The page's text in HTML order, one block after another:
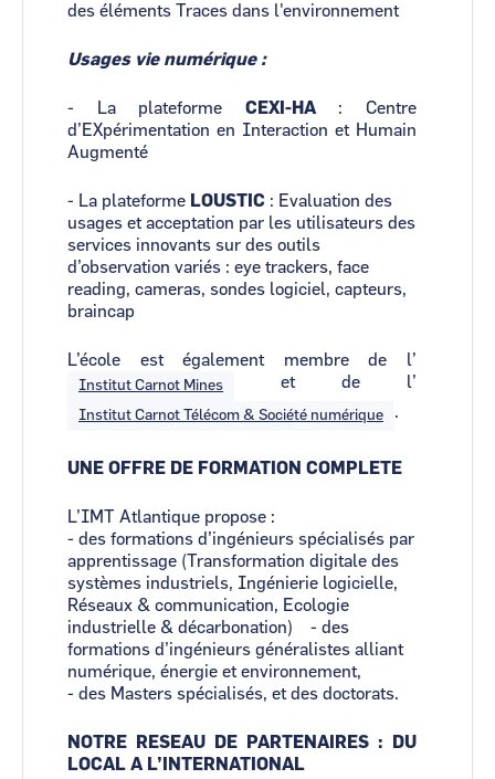
des éléments Traces dans l'environnement
Usages vie numérique :
- La plateforme CEXI-HA: Centre
d’EXpérimentation en Interaction et Humain
Augmenté
- La plateforme LOUSTIC : Evaluation des
usages et acceptation par les utilisateurs des
services innovants sur des outils
d’observation variés : eye trackers, face
reading, cameras, sondes logiciel, capteurs,
braincap
L’école est également membre de l’
Institut Carnot Mines et de l’
Institut Carnot Télécom & Société numérique .
UNE OFFRE DE FORMATION COMPLETE
L’IMT Atlantique propose :
- des formations d’ingénieurs spécialisés par
apprentissage (Transformation digitale des
systèmes industriels, Ingénierie logicielle,
Réseaux & communication, Ecologie
industrielle & décarbonation) - des
formations d’ingénieurs généralistes alliant
numérique, énergie et environnement,
- des Masters spécialisés, et des doctorats.
NOTRE RESEAU DE PARTENAIRES : DU
LOCAL A L’INTERNATIONAL